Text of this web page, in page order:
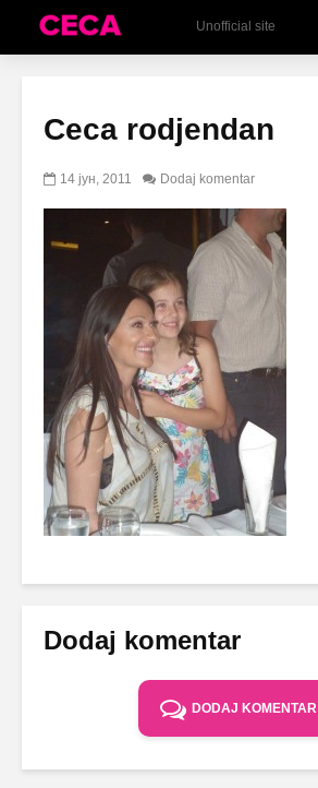
Unofficial site
Ceca rodjendan
14 јун, 2011 Dodaj komentar
Dodaj komentar
DODAJ KOMENTAR